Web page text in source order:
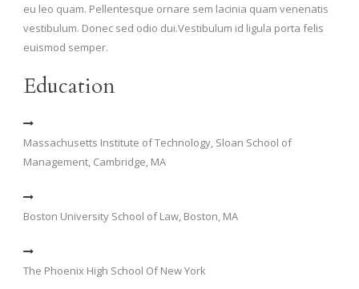
eu leo quam. Pellentesque ornare sem lacinia quam venenatis
vestibulum. Donec sed odio dui.Vestibulum id ligula porta felis
euismod semper.
Education
Massachusetts Institute of Technology, Sloan School of
Management, Cambridge, MA
Boston University School of Law, Boston, MA
The Phoenix High School Of New York